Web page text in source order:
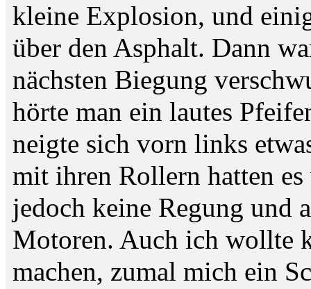
kleine Explosion, und
über den Asphalt. Dann
nächsten Biegung
hörte man ein lautes
neigte sich vorn links
mit ihren Rollern hatten
jedoch keine Regung und
Motoren. Auch ich wollte
machen, zumal mich ein